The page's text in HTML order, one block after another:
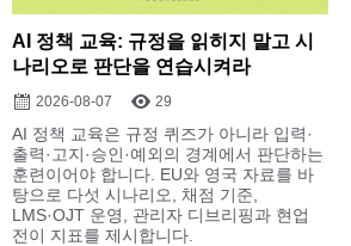
AI 정책 교육: 규정을 읽히지 말고 시
나리오로 판단을 연습시켜라
2026-08-07 29
AI 정책 교육은 규정 퀴즈가 아니라 입력·
출력·고지·승인·예외의 경계에서 판단하는
훈련이어야 합니다. EU와 영국 자료를 바
탕으로 다섯 시나리오, 채점 기준,
LMS·OJT 운영, 관리자 디브리핑과 현업
전이 지표를 제시합니다.